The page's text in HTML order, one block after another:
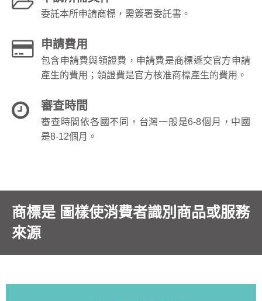
委託本所申請商標，需簽署委託書。
申請費用
包含申請費與領證費，申請費是商標遞交官方申請
產生的費用；領證費是官方核准商標產生的費用。
審查時間
審查時間依各國不同，台灣一般是6-8個月，中國
是8-12個月。
商標是 圖樣使消費者識別商品或服務
來源